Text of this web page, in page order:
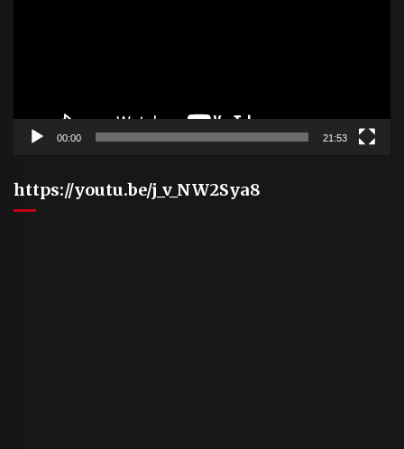
00:00 21:53
https://youtu.be/j_v_NW2Sya8